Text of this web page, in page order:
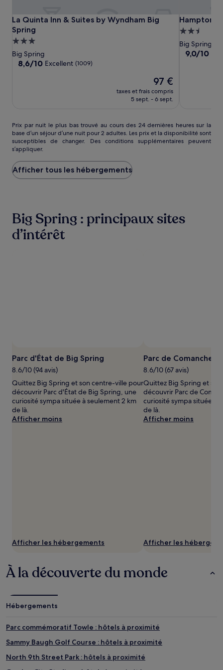
conditions
supplémentaires
peuvent
La
Quinta
Inn
&
Suites
La
Quinta
Inn
Suites
La Quinta Inn & Suites by Wyndham Big
Spring
La Quinta Inn & Suites by Wyndham Big Spring
Hébergement
3.0 étoiles
Big Spring
8.6
8,6/10 Excellent (1009)
Le
nouveau
prix
97 €
97 €
taxes et frais compris
5 sept. - 6 sept.
Hampton
Inn
&
Suites
Big
Hampton
Hampton
2.5 étoiles
Big Spring
9.0
9,0/10
Prix
par
nuit
le
plus
bas
trouvé
24 dernières
heures
sur
la
sont
susceptibles
changer.
Des
conditions
supplémentaires
peuvent
Prix par nuit le plus bas trouvé au cours des 24 dernières heures sur la
base d’un séjour d’une nuit pour 2 adultes. Les prix et la disponibilité sont
susceptibles de changer. Des conditions supplémentaires peuvent
s’appliquer.
Afficher tous les hébergements
Big Spring : principaux sites
d’intérêt
Parc d'État de Big Spring
8.6/10 (94 avis)
Quittez Big Spring et son centre-ville pour
découvrir Parc d'État de Big Spring, une
curiosité sympa située à seulement 2 km
de là.
Afficher moins
Afficher les hébergements
Parc de Comanche
8.6/10 (67 avis)
Quittez Big Spring et
découvrir Parc de
curiosité sympa située à
de là.
Afficher moins
Afficher les
À la découverte du monde
Hébergements
Parc commémoratif Towle : hôtels à proximité
Sammy Baugh Golf Course : hôtels à proximité
North 9th Street Park : hôtels à proximité